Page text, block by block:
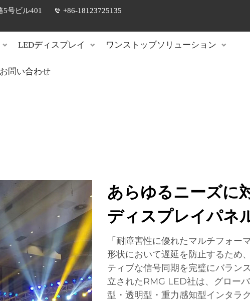
号ビル401
+86-18123725135
LEDディスプレイ ワンストップソリューション
お問い合わせ
あらゆるニーズに
ディスプレイパネ
「耐障害性に優れたマルチフォー
形状において遅延を防止するため
ティブな信号同期を完璧にバラン
立されたRMG LED社は、グロー
型・透明型・重力感知型インタラ